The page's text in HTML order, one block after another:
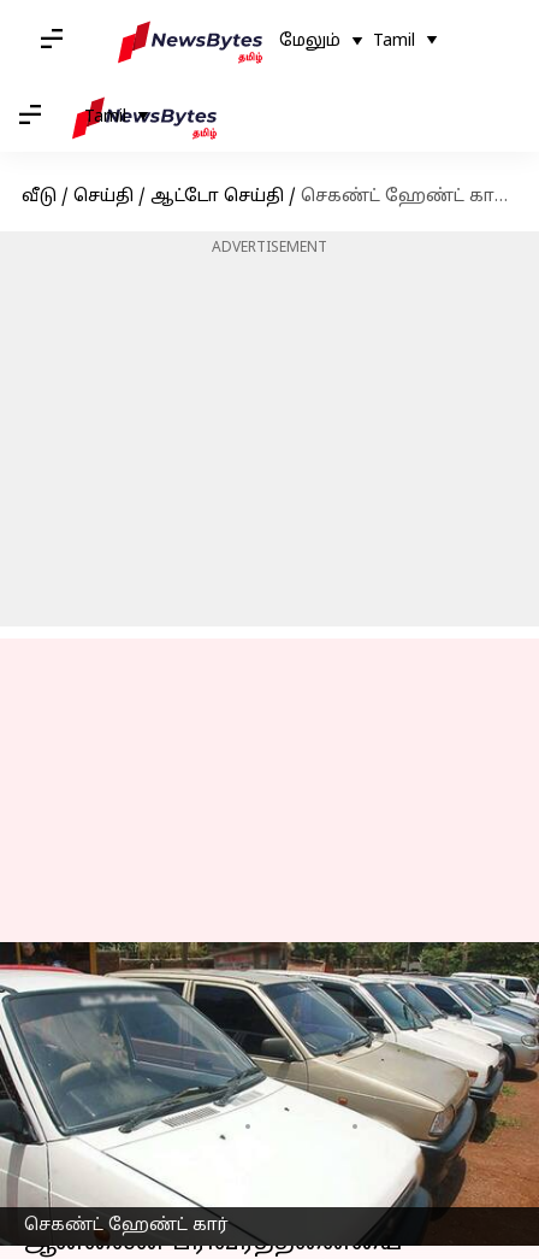
மேலும் Tamil
Tamil
வீடு / செய்தி / ஆட்டோ செய்தி / செகண்ட் ஹேண்ட் கார் வாங்க போகிறீர்களா? இதை கவனத்தில் கொள்ளுங்கள்
ADVERTISEMENT
செகண்ட் ஹேண்ட் கார்
செகண்ட் ஹேண்ட் கார்
வாங்க போகிறீர்களா?
இதை கவனத்தில்
கொள்ளுங்கள்
எழுதியவர் Venkatalakshmi V 01:17 am
செய்தி முன்னோட்டம்
ஆன்லைன் பரிவர்த்தனையை